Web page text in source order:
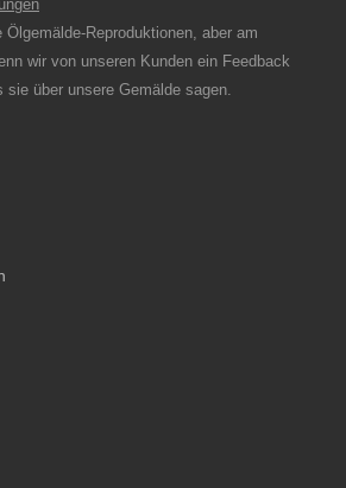
Reproduktionen, aber am
wir von unseren Kunden ein Feedback
sie über unsere Gemälde sagen.